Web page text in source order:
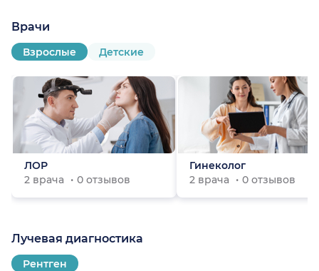
Врачи
Взрослые Детские
ЛОР
2 врача
0 отзывов
Гинеколог
2 врача
0 отзывов
Лучевая диагностика
Рентген